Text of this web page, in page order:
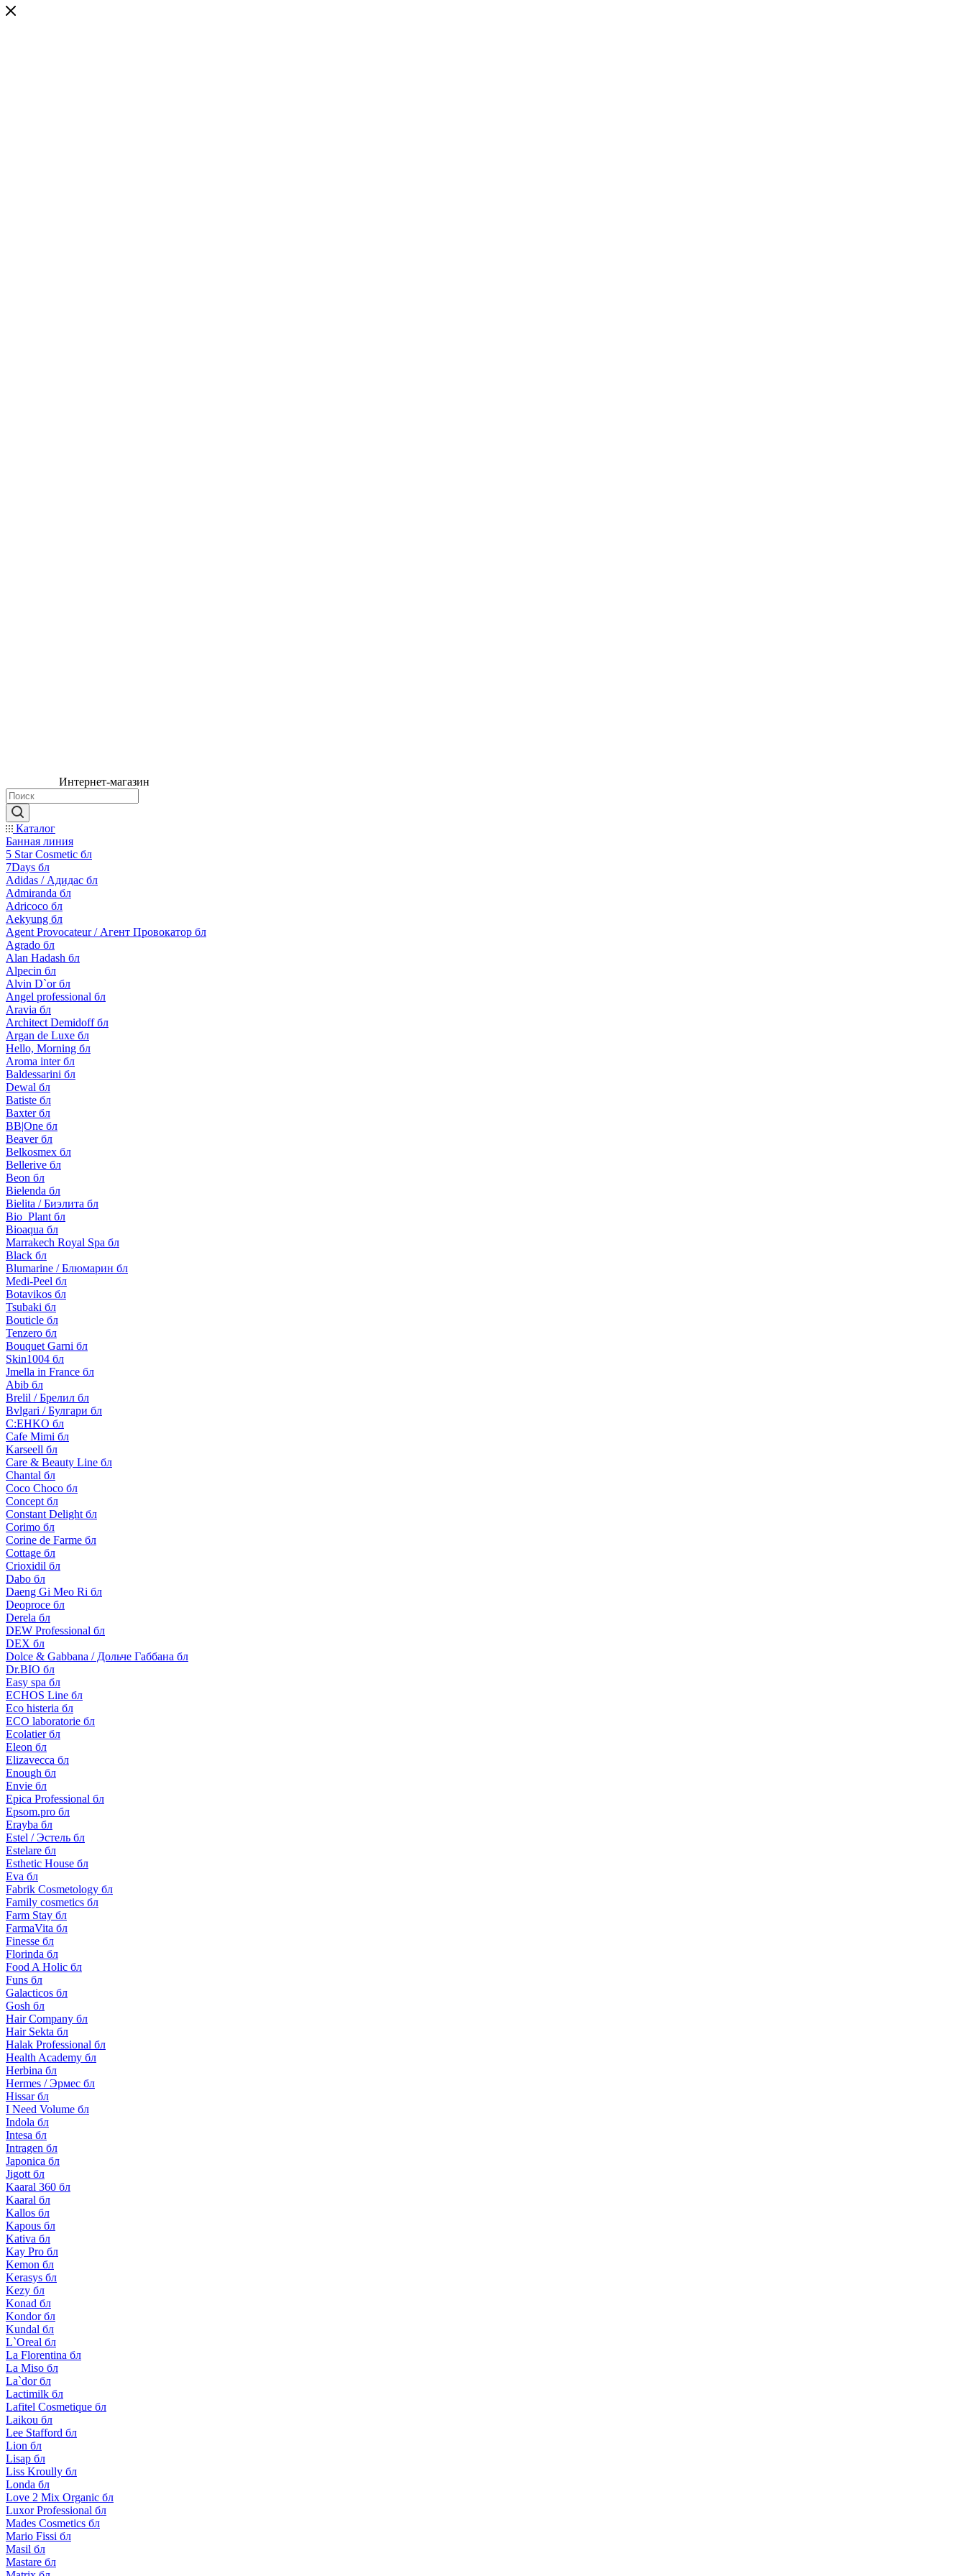
Интернет-магазин
Каталог
Банная линия
5 Star Cosmetic бл
7Days бл
Adidas / Адидас бл
Admiranda бл
Adricoco бл
Aekyung бл
Agent Provocateur / Агент Провокатор бл
Agrado бл
Alan Hadash бл
Alpecin бл
Alvin D`or бл
Angel professional бл
Aravia бл
Architect Demidoff бл
Argan de Luxe бл
Hello, Morning бл
Aroma inter бл
Baldessarini бл
Dewal бл
Batiste бл
Baxter бл
BB|One бл
Beaver бл
Belkosmex бл
Bellerive бл
Beon бл
Bielenda бл
Bielita / Биэлита бл
Bio_Plant бл
Bioaqua бл
Marrakech Royal Spa бл
Black бл
Blumarine / Блюмарин бл
Medi-Peel бл
Botavikos бл
Tsubaki бл
Bouticle бл
Tenzero бл
Bouquet Garni бл
Skin1004 бл
Jmella in France бл
Abib бл
Brelil / Брелил бл
Bvlgari / Булгари бл
C:EHKO бл
Cafe Mimi бл
Karseell бл
Care & Beauty Line бл
Chantal бл
Coco Choco бл
Concept бл
Constant Delight бл
Corimo бл
Corine de Farme бл
Cottage бл
Crioxidil бл
Dabo бл
Daeng Gi Meo Ri бл
Deoproce бл
Derela бл
DEW Professional бл
DEX бл
Dolce & Gabbana / Дольче Габбана бл
Dr.BIO бл
Easy spa бл
ECHOS Line бл
Eco histeria бл
ECO laboratorie бл
Ecolatier бл
Eleon бл
Elizavecca бл
Enough бл
Envie бл
Epica Professional бл
Epsom.pro бл
Erayba бл
Estel / Эстель бл
Estelare бл
Esthetic House бл
Eva бл
Fabrik Cosmetology бл
Family cosmetics бл
Farm Stay бл
FarmaVita бл
Finesse бл
Florinda бл
Food A Holic бл
Funs бл
Galacticos бл
Gosh бл
Hair Company бл
Hair Sekta бл
Halak Professional бл
Health Academy бл
Herbina бл
Hermes / Эрмес бл
Hissar бл
I Need Volume бл
Indola бл
Intesa бл
Intragen бл
Japonica бл
Jigott бл
Kaaral 360 бл
Kaaral бл
Kallos бл
Kapous бл
Kativa бл
Kay Pro бл
Kemon бл
Kerasys бл
Kezy бл
Konad бл
Kondor бл
Kundal бл
L`Oreal бл
La Florentina бл
La Miso бл
La`dor бл
Lactimilk бл
Lafitel Cosmetique бл
Laikou бл
Lee Stafford бл
Lion бл
Lisap бл
Liss Kroully бл
Londa бл
Love 2 Mix Organic бл
Luxor Professional бл
Mades Cosmetics бл
Mario Fissi бл
Masil бл
Mastare бл